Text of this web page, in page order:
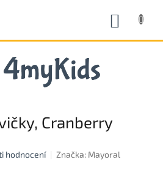
Cranberry
hodnocení Značka: Mayoral